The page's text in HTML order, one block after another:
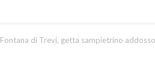
Fontana di Trevi, getta sampietrino